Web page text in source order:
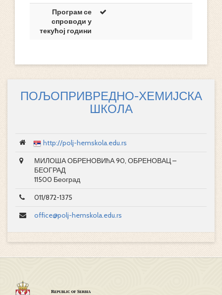
Програм се
спроводи у
текућој години
ПОЉОПРИВРЕДНО-ХЕМИЈСКА
ШКОЛА
http://polj-hemskola.edu.rs
МИЛОША ОБРЕНОВИћА 90, ОБРЕНОВАЦ –
БЕОГРАД
11500 Београд
011/872-1375
office@polj-hemskola.edu.rs